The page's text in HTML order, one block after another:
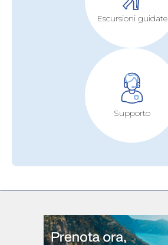
Escursioni guidate
Supporto